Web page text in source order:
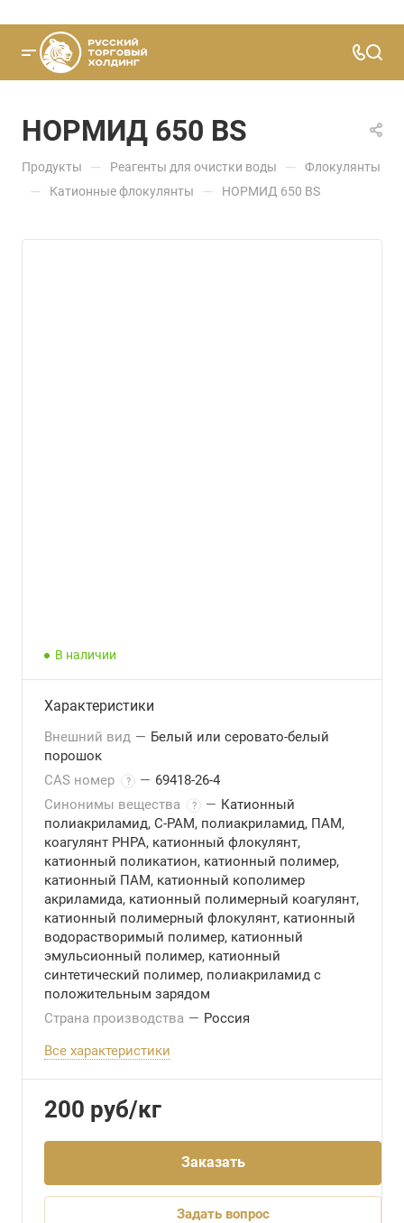
НОРМИД 650 ВS
Продукты — Реагенты для очистки воды — Флокулянты
— Катионные флокулянты — НОРМИД 650 ВS
В наличии
Характеристики
Внешний вид — Белый или серовато-белый
порошок
CAS номер
? — 69418-26-4
Синонимы вещества
? — Катионный
полиакриламид, C-PAM, полиакриламид, ПАМ,
коагулянт PHPA, катионный флокулянт,
катионный поликатион, катионный полимер,
катионный ПАМ, катионный кополимер
акриламида, катионный полимерный коагулянт,
катионный полимерный флокулянт, катионный
водорастворимый полимер, катионный
эмульсионный полимер, катионный
синтетический полимер, полиакриламид с
положительным зарядом
Страна производства — Россия
Все характеристики
200 руб/кг
Заказать
Задать вопрос